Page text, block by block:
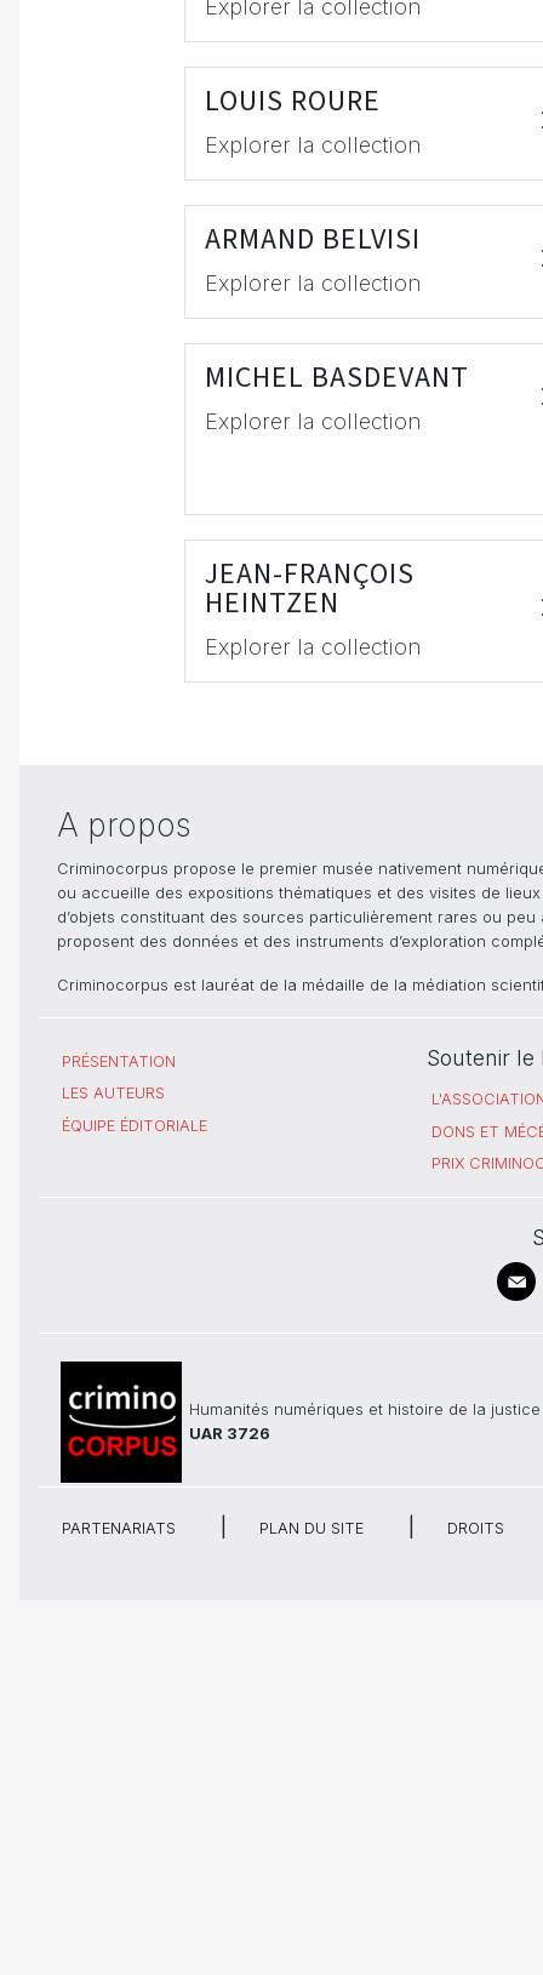
Explorer la collection
LOUIS ROURE
Explorer la collection
ARMAND BELVISI
Explorer la collection
MICHEL BASDEVANT
Explorer la collection
JEAN-FRANÇOIS
HEINTZEN
Explorer la collection
A propos
Criminocorpus propose le premier musée nativement
ou accueille des expositions thématiques et des visites de
d’objets constituant des sources particulièrement rares ou
proposent des données et des instruments d’exploration
Criminocorpus est lauréat de la médaille de la médiation
PRÉSENTATION
LES AUTEURS
ÉQUIPE ÉDITORIALE
Soutenir le
DONS ET
PRIX
Humanités numériques et histoire de la justice
UAR 3726
PARTENARIATS PLAN DU SITE DROITS